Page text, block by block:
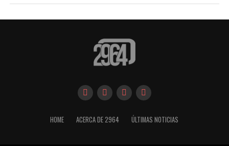
HOME ACERCA DE 2964 ÚLTIMAS NOTICIAS